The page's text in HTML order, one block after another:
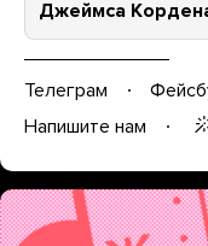
Джеймса
Телеграм
Напишите нам